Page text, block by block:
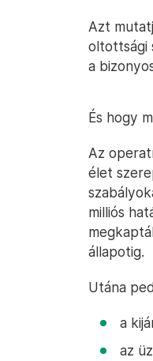
Azt
oltottsági
a
És hogy
Az
élet
milliós
állapotig.
Utána
a
az